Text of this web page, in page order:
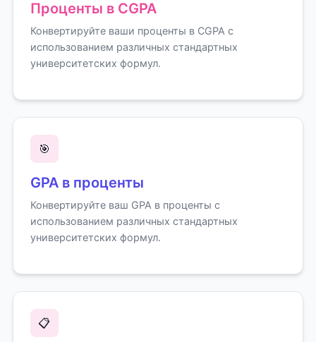
Проценты в CGPA
Конвертируйте ваши проценты в CGPA с
использованием различных стандартных
университетских формул.
🎯
GPA в проценты
Конвертируйте ваш GPA в проценты с
использованием различных стандартных
университетских формул.
📋